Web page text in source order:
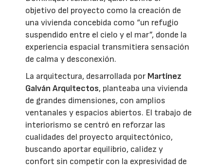
objetivo del proyecto como la creación de
una vivienda concebida como “un refugio
suspendido entre el cielo y el mar”, donde la
experiencia espacial transmitiera sensación
de calma y desconexión.
La arquitectura, desarrollada por Martínez
Galván Arquitectos, planteaba una vivienda
de grandes dimensiones, con amplios
ventanales y espacios abiertos. El trabajo de
interiorismo se centró en reforzar las
cualidades del proyecto arquitectónico,
buscando aportar equilibrio, calidez y
confort sin competir con la expresividad de